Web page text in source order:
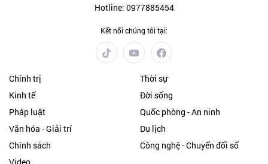
Hotline: 0977885454
Kết nối chúng tôi tại:
Chính trị
Thời sự
Kinh tế
Đời sống
Pháp luật
Quốc phòng - An ninh
Văn hóa - Giải trí
Du lịch
Chính sách
Công nghệ - Chuyển đổi số